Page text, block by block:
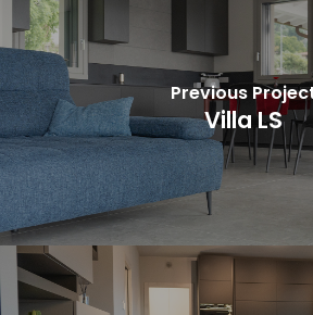
Previous
Villa LS